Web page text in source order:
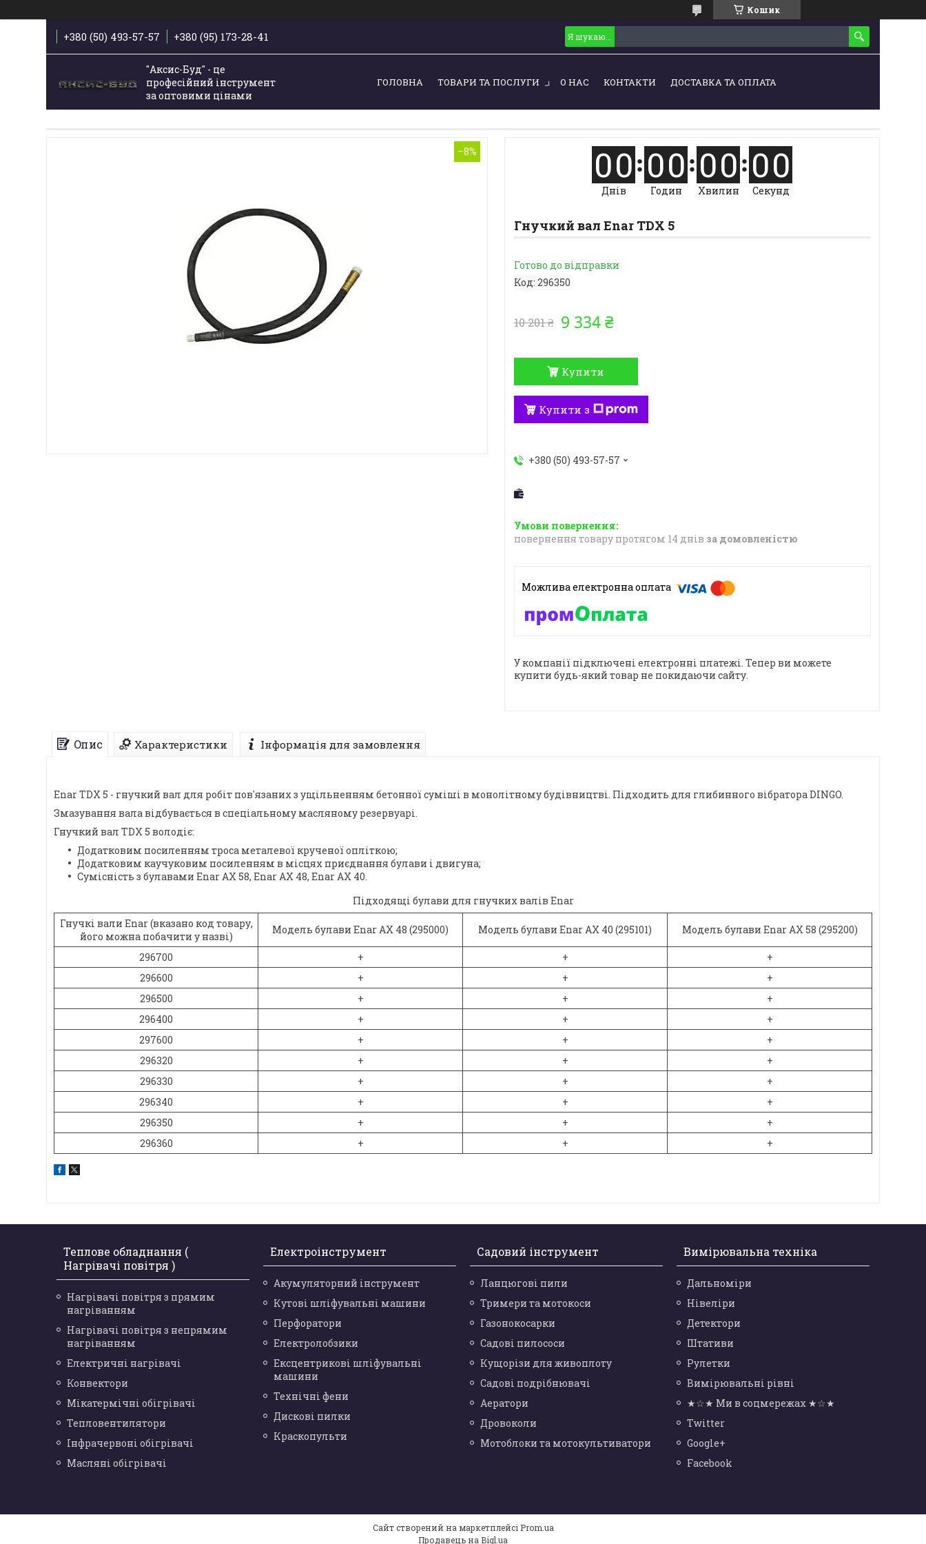
Кошик
+380 (50) 493-57-57 +380 (95) 173-28-41
"Аксис-Буд" - це
професійний інструмент
за оптовими цінами
ГОЛОВНА ТОВАРИ ТА ПОСЛУГИ О НАС КОНТАКТИ ДОСТАВКА ТА ОПЛАТА
–8% 00
Днів
00
Годин
00
Хвилин
00
Секунд
Гнучкий вал Enar TDX 5
Готово до відправки
Код: 296350
10 201 ₴ 9 334 ₴
Купити
Купити з
+380 (50) 493-57-57
повернення товару протягом 14 днів за домовленістю
У компанії підключені електронні платежі. Тепер ви можете
купити будь-який товар не покидаючи сайту.
Опис Характеристики Інформація для замовлення
Enar TDX 5 - гнучкий вал для робіт пов'язаних з ущільненням бетонної суміші в монолітному будівництві. Підходить для глибинного вібратора DINGO.
Змазування вала відбувається в спеціальному масляному резервуарі.
Гнучкий вал TDX 5 володіє:
Додатковим посиленням троса металевої крученої опліткою;
Додатковим каучуковим посиленням в місцях приєднання булави і двигуна;
Сумісність з булавами Enar AX 58, Enar AX 48, Enar AX 40.
Підходящі булави для гнучких валів Enar
Гнучкі вали Enar (вказано код товару,
його можна побачити у назві)
Модель булави Enar AX 48 (295000) Модель булави Enar AX 40 (295101) Модель булави Enar AX 58 (295200)
296700 + +
+
296600
+ +
+
296500
+ +
+
296400
+ +
+
297600
+ +
+
296320
+ +
+
296330
+ +
+
296340
+ +
+
296350
+ +
+
296360
+ + +
Теплове обладнання (
Нагрівачі повітря )
Нагрівачі повітря з прямим
нагріванням
Нагрівачі повітря з непрямим
нагріванням
Електричні нагрівачі
Конвектори
Мікатермічні обігрівачі
Тепловентилятори
Інфрачервоні обігрівачі
Масляні обігрівачі
Електроінструмент
Акумуляторний інструмент
Кутові шліфувальні машини
Перфоратори
Електролобзики
Ексцентрикові шліфувальні
машини
Технічні фени
Дискові пилки
Краскопульти
Садовий інструмент
Ланцюгові пили
Тримери та мотокоси
Газонокосарки
Садові пилососи
Кущорізи для живоплоту
Садові подрібнювачі
Аератори
Дровоколи
Мотоблоки та мотокультиватори
Вимірювальна техніка
Дальноміри
Нівеліри
Детектори
Штативи
Рулетки
Вимірювальні рівні
★☆★ Ми в соцмережах ★☆★
Twitter
Google+
Facebook
Сайт створений на маркетплейсі Prom.ua
Продавець на Bigl.ua